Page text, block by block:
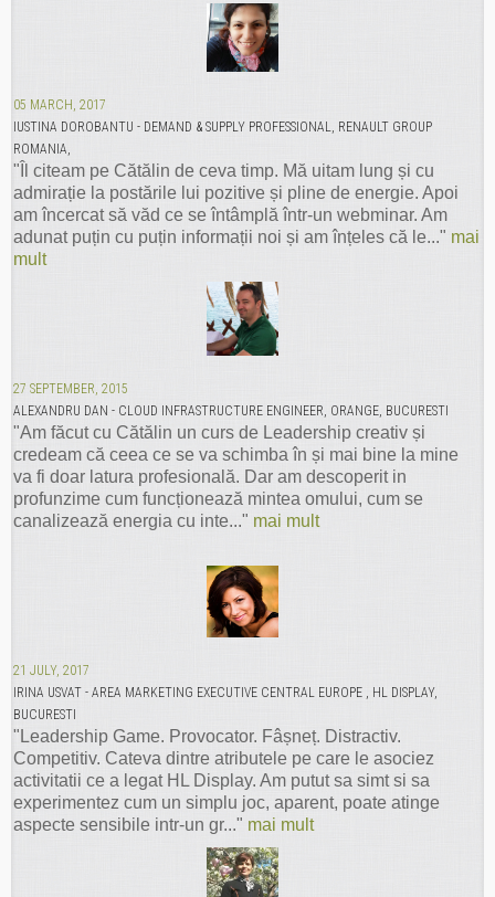
05 MARCH, 2017
IUSTINA DOROBANTU - DEMAND & SUPPLY PROFESSIONAL, RENAULT GROUP
ROMANIA,
"Îl citeam pe Cătălin de ceva timp. Mă uitam lung și cu
admirație la postările lui pozitive și pline de energie. Apoi
am încercat să văd ce se întâmplă într-un webminar. Am
adunat puțin cu puțin informații noi și am înțeles că le..." mai
mult
27 SEPTEMBER, 2015
ALEXANDRU DAN - CLOUD INFRASTRUCTURE ENGINEER, ORANGE, BUCURESTI
"Am făcut cu Cătălin un curs de Leadership creativ și
credeam că ceea ce se va schimba în și mai bine la mine
va fi doar latura profesională. Dar am descoperit in
profunzime cum funcționează mintea omului, cum se
canalizează energia cu inte..." mai mult
21 JULY, 2017
IRINA USVAT - AREA MARKETING EXECUTIVE CENTRAL EUROPE , HL DISPLAY,
BUCURESTI
"Leadership Game. Provocator. Fâșneț. Distractiv.
Competitiv. Cateva dintre atributele pe care le asociez
activitatii ce a legat HL Display. Am putut sa simt si sa
experimentez cum un simplu joc, aparent, poate atinge
aspecte sensibile intr-un gr..." mai mult